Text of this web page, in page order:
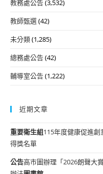
教務處公告(3,532)
教師甄選(42)
未分類(1,285)
總務處公告(42)
輔導室公告(1,222)
近期文章
重要衛生組115年度健康促進
得獎名單
公告高市圖辦理「2026朗聲大